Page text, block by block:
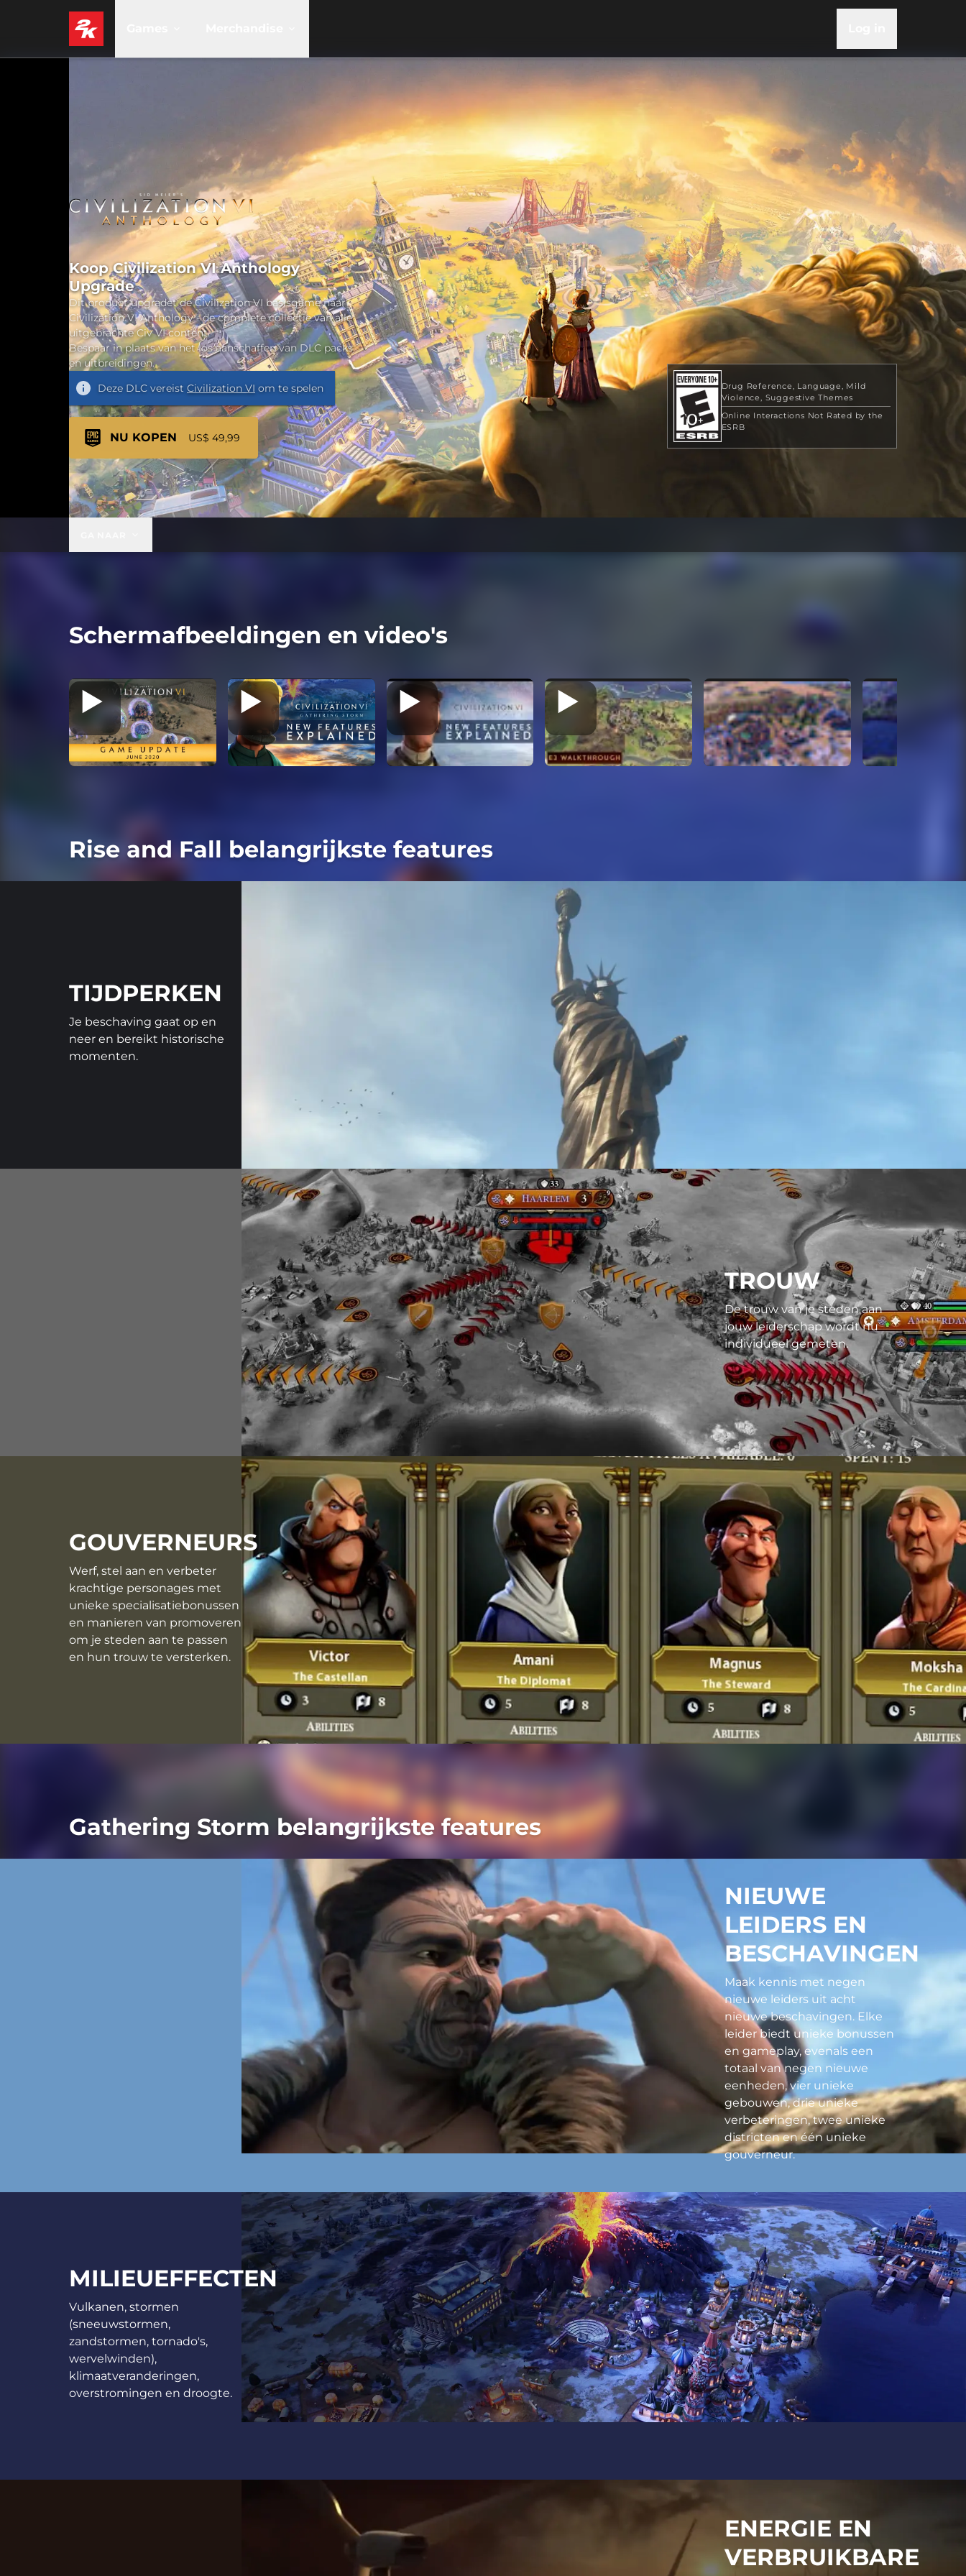
Drug Reference Language
Mild
Violence
Suggestive Themes
Online Interactions Not Rated by the
ESRB
Koop Civilization VI Anthology
Upgrade
Dit product upgradet de Civilization VI basisgame naar
Civilization VI Anthology - de complete collectie van alle
uitgebrachte Civ VI content.
Bespaar in plaats van het los aanschaffen van DLC packs
en uitbreidingen.
Deze DLC vereist Civilization VI om te spelen
NU KOPEN US$ 49,99
Schermafbeeldingen en video's
Rise and Fall belangrijkste features
TIJDPERKEN
Je beschaving gaat op en
neer en bereikt historische
momenten.
TROUW
De trouw van je steden aan
jouw leiderschap wordt nu
individueel gemeten.
GOUVERNEURS
Werf, stel aan en verbeter
krachtige personages met
unieke specialisatiebonussen
en manieren van promoveren
om je steden aan te passen
en hun trouw te versterken.
Gathering Storm belangrijkste features
NIEUWE
LEIDERS EN
BESCHAVINGEN
Maak kennis met negen
nieuwe leiders uit acht
nieuwe beschavingen. Elke
leider biedt unieke bonussen
en gameplay, evenals een
totaal van negen nieuwe
eenheden, vier unieke
gebouwen, drie unieke
verbeteringen, twee unieke
districten en één unieke
gouverneur.
MILIEUEFFECTEN
Vulkanen, stormen
(sneeuwstormen,
zandstormen, tornado's,
wervelwinden),
klimaatveranderingen,
overstromingen en droogte.
ENERGIE EN
VERBRUIKBARE